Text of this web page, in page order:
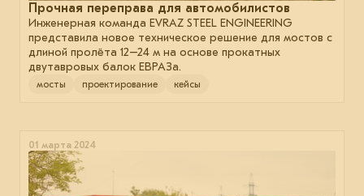
Прочная переправа для автомобилистов
Инженерная команда EVRAZ STEEL ENGINEERING
представила новое техническое решение для мостов с
длиной пролёта 12–24 м на основе прокатных
двутавровых балок ЕВРАЗа.
мосты проектирование кейсы
01 марта 2024